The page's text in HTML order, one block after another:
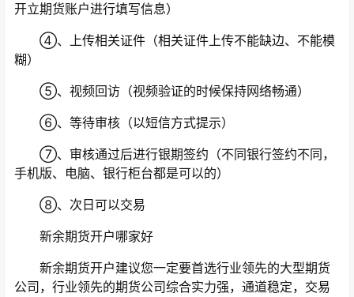
开立期货账户进行填写信息）
④、上传相关证件（相关证件上传不能缺边、不能模
糊）
⑤、视频回访（视频验证的时候保持网络畅通）
⑥、等待审核（以短信方式提示）
⑦、审核通过后进行银期签约（不同银行签约不同，
手机版、电脑、银行柜台都是可以的）
⑧、次日可以交易
新余期货开户哪家好
新余期货开户建议您一定要首选行业领先的大型期货
公司，行业领先的期货公司综合实力强，通道稳定，交易